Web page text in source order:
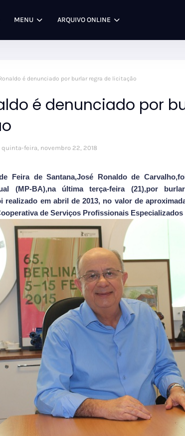
MENU ARQUIVO ONLINE
é denunciado por burlar regra de licitação
é denunciado por
quinta-feira, novembro 22, 2018
Feira de Santana,José Ronaldo de
(MP-BA),na última terça-feira (21),por
realizado em abril de 2013, no valor de
de Serviços Profissionais Especializados